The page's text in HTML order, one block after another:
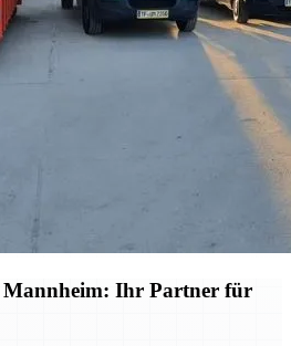
Mannheim: Ihr Partner für